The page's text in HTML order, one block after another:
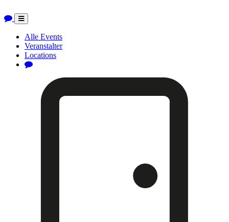
Toggle
navigation
Alle Events
Veranstalter
Locations